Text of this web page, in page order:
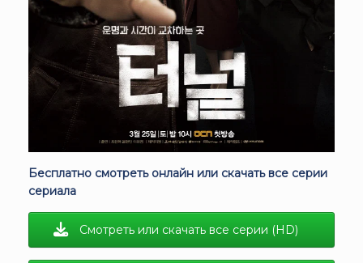
Бесплатно смотреть онлайн или скачать все серии
сериала
Смотреть или скачать все серии (HD)